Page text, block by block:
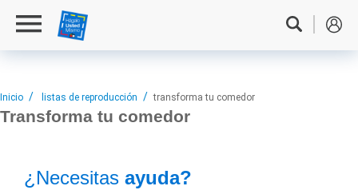
Inicio listas de reproducción transforma tu comedor
Transforma tu comedor
¿Necesitas ayuda?